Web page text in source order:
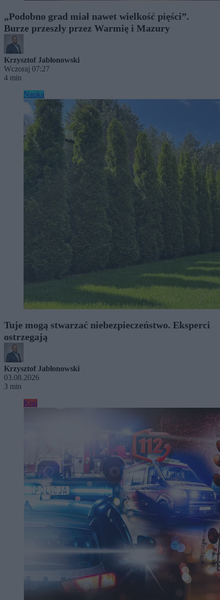
„Podobno grad miał nawet wielkość pięści”.
Burze przeszły przez Warmię i Mazury
Krzysztof Jabłonowski
Wczoraj 07:27
4 min
Nauka
Tuje mogą stwarzać niebezpieczeństwo. Eksperci
ostrzegają
Krzysztof Jabłonowski
03.08.2026
3 min
Kraj